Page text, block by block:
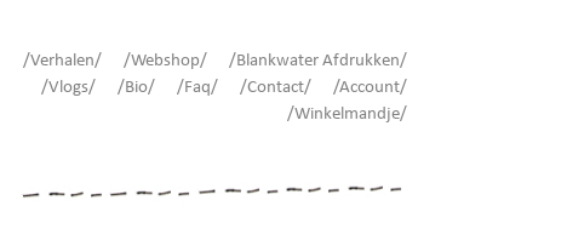
/Verhalen/ /Webshop/
/Blankwater Afdrukken/
/Vlogs/
/Bio/ /Faq/ /Contact/
/Account/
/Winkelmandje/